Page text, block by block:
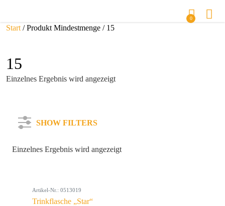
0
Start / Produkt Mindestmenge / 15
15
Einzelnes Ergebnis wird angezeigt
SHOW FILTERS
Farbe
Einzelnes Ergebnis wird angezeigt
Artikel-Nr.: 0513019
Trinkflasche „Star“